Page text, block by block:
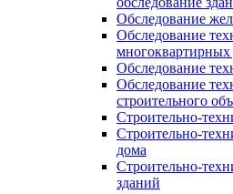
Обследование
Обследование
многоквартирных
Обследование
Обследование
строительного
Строительно-
Строительно-
дома
Строительно-
зданий